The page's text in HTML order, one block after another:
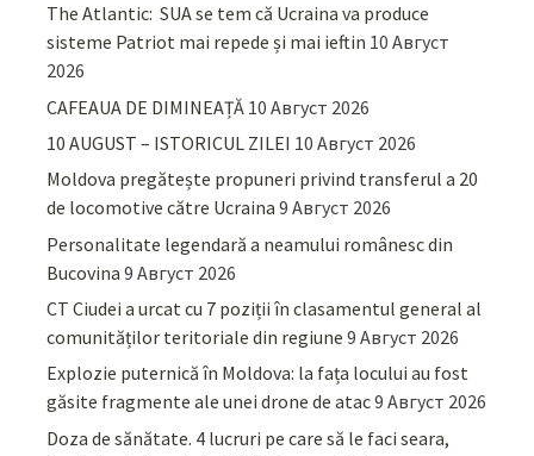
The Atlantic: SUA se tem că Ucraina va produce
sisteme Patriot mai repede și mai ieftin 10 Август
2026
CAFEAUA DE DIMINEAȚĂ 10 Август 2026
10 AUGUST – ISTORICUL ZILEI 10 Август 2026
Moldova pregătește propuneri privind transferul a 20
de locomotive către Ucraina 9 Август 2026
Personalitate legendară a neamului românesc din
Bucovina 9 Август 2026
CT Ciudei a urcat cu 7 poziții în clasamentul general al
comunităților teritoriale din regiune 9 Август 2026
Explozie puternică în Moldova: la fața locului au fost
găsite fragmente ale unei drone de atac9 Август 2026
Doza de sănătate. 4 lucruri pe care să le faci seara,